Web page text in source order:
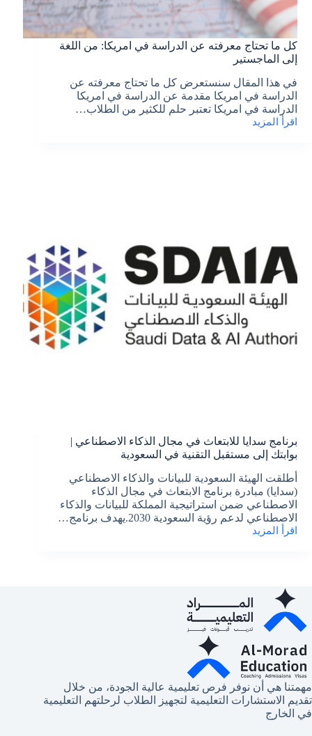
كل ما تحتاج معرفته عن الدراسة في امريكا: من اللغة
إلى الماجستير
في هذا المقال سنستعرض كل ما تحتاج معرفته عن
الدراسة في امريكا مقدمة عن الدراسة في امريكا
الدراسة في امريكا تعتبر حلم للكثير من الطلاب…
اقرأ المزيد
كل
إلى
الماجستير
برنامج سدايا للابتعاث في مجال الذكاء الاصطناعي |
بوابتك إلى مستقبل التقنية في السعودية
أطلقت الهيئة السعودية للبيانات والذكاء الاصطناعي
(سدايا) مبادرة برنامج الابتعاث في مجال الذكاء
الاصطناعي ضمن استراتيجية المملكة للبيانات والذكاء
الاصطناعي لدعم رؤية السعودية 2030.يهدف برنامج…
اقرأ المزيد
برنامج
مجال
الذكاء
الاصطناعي
إلى
مستقبل
التقنية
في
السعودية
مهمتنا هي أن نوفر فرص تعليمية عالية الجودة، من خلال
تقديم الاستشارات التعليمية لتجهيز الطلاب لرحلتهم التعليمية
في الخارج